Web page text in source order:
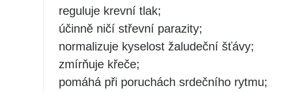
reguluje krevní tlak;
účinně ničí střevní parazity;
normalizuje kyselost žaludeční šťávy;
zmírňuje křeče;
pomáhá při poruchách srdečního rytmu;